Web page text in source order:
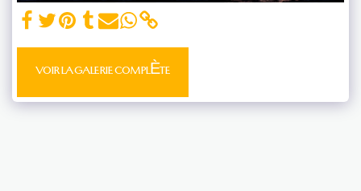
VOIR LA GALERIE COMPLÈTE